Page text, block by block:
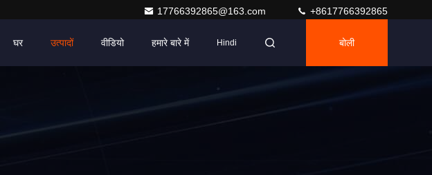
17766392865@163.com +8617766392865
घर उत्पादों वीडियो हमारे बारे में Hindi बोली